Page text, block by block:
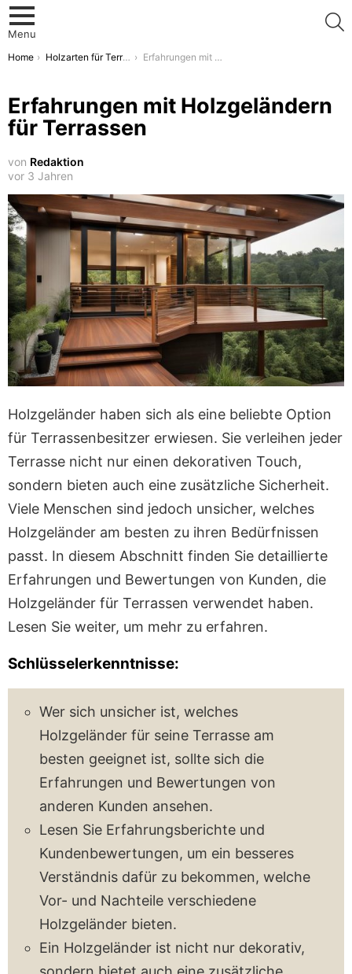
Menu
You are here:
Home Holzarten für Terrassenbeläge Erfahrungen mit Holzgeländern für Terrassen
Erfahrungen mit Holzgeländern
für Terrassen
von Redaktion
vor 3 Jahren
Holzgeländer haben sich als eine beliebte Option
für Terrassenbesitzer erwiesen. Sie verleihen jeder
Terrasse nicht nur einen dekorativen Touch,
sondern bieten auch eine zusätzliche Sicherheit.
Viele Menschen sind jedoch unsicher, welches
Holzgeländer am besten zu ihren Bedürfnissen
passt. In diesem Abschnitt finden Sie detaillierte
Erfahrungen und Bewertungen von Kunden, die
Holzgeländer für Terrassen verwendet haben.
Lesen Sie weiter, um mehr zu erfahren.
Schlüsselerkenntnisse:
Wer sich unsicher ist, welches
Holzgeländer für seine Terrasse am
besten geeignet ist, sollte sich die
Erfahrungen und Bewertungen von
anderen Kunden ansehen.
Lesen Sie Erfahrungsberichte und
Kundenbewertungen, um ein besseres
Verständnis dafür zu bekommen, welche
Vor- und Nachteile verschiedene
Holzgeländer bieten.
Ein Holzgeländer ist nicht nur dekorativ,